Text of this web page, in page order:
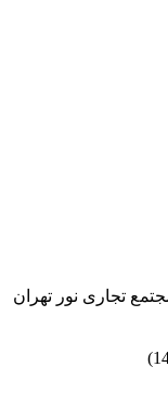
تجاری نور تهران